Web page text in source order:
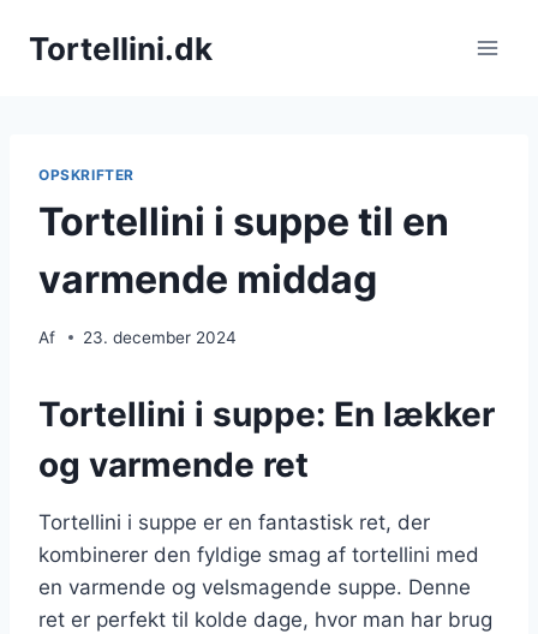
Tortellini.dk
OPSKRIFTER
Tortellini i suppe til en
varmende middag
Af 23. december 2024
Tortellini i suppe: En lækker
og varmende ret
Tortellini i suppe er en fantastisk ret, der
kombinerer den fyldige smag af tortellini med
en varmende og velsmagende suppe. Denne
ret er perfekt til kolde dage, hvor man har brug